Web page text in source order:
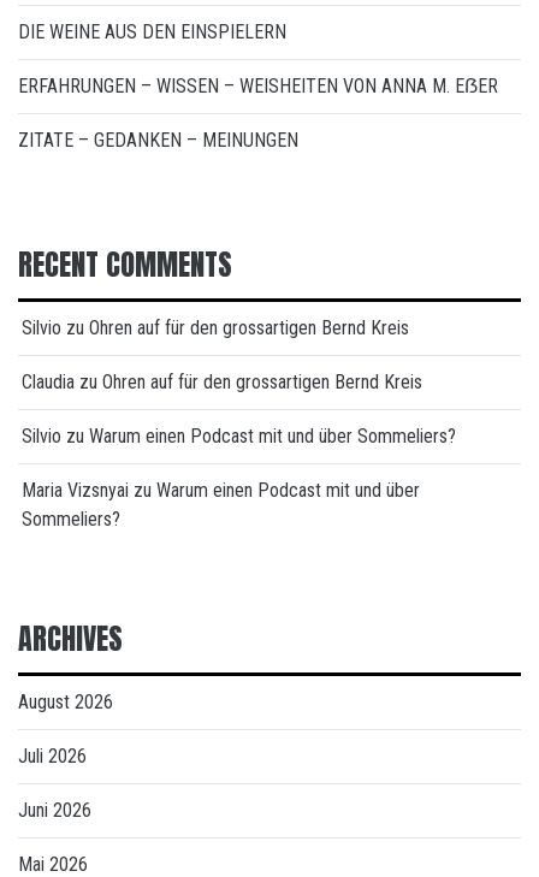
DIE WEINE AUS DEN EINSPIELERN
ERFAHRUNGEN – WISSEN – WEISHEITEN VON ANNA M. EẞER
ZITATE – GEDANKEN – MEINUNGEN
RECENT COMMENTS
Silvio zu Ohren auf für den grossartigen Bernd Kreis
Claudia zu Ohren auf für den grossartigen Bernd Kreis
Silvio zu Warum einen Podcast mit und über Sommeliers?
Maria Vizsnyai zu Warum einen Podcast mit und über
Sommeliers?
ARCHIVES
August 2026
Juli 2026
Juni 2026
Mai 2026